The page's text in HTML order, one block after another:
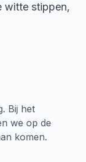
witte stippen,
Bij het
we op de
komen.